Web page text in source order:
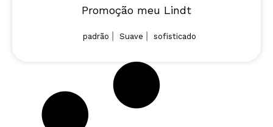
Promoção meu Lindt
padrão Suave sofisticado